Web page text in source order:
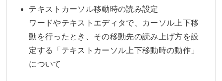
テキストカーソル移動時の読み設定
ワードやテキストエディタで、カーソル上下移
動を行ったとき、その移動先の読み上げ方を設
定する「テキストカーソル上下移動時の動作」
について